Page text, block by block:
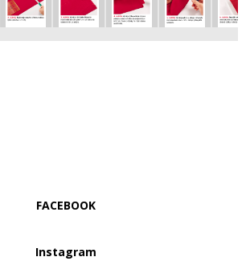
FACEBOOK
Instagram